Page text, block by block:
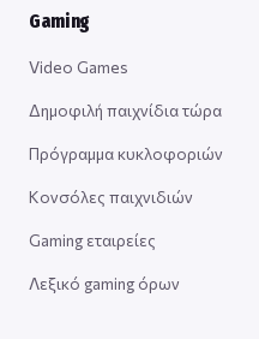
Gaming
Video Games
Δημοφιλή παιχνίδια τώρα
Πρόγραμμα κυκλοφοριών
Κονσόλες παιχνιδιών
Gaming εταιρείες
Λεξικό gaming όρων